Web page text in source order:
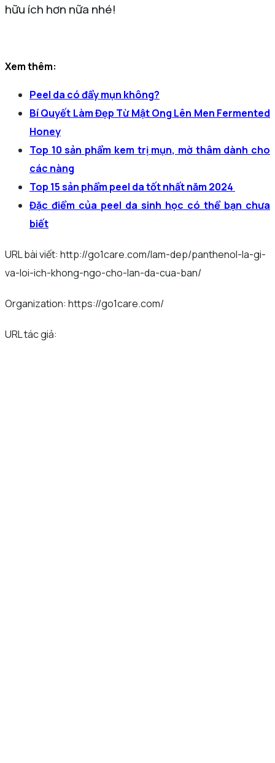
hữu ích hơn nữa nhé!
Xem thêm:
Peel da có đẩy mụn không?
Bí Quyết Làm Đẹp Từ Mật Ong Lên Men Fermented
Honey
Top 10 sản phẩm kem trị mụn, mờ thâm dành cho
các nàng
Top 15 sản phẩm peel da tốt nhất năm 2024
Đặc điểm của peel da sinh học có thể bạn chưa
biết
URL bài viết: http://go1care.com/lam-dep/panthenol-la-gi-
va-loi-ich-khong-ngo-cho-lan-da-cua-ban/
Organization: https://go1care.com/
URL tác giả: